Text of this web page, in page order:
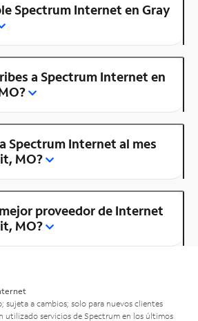
Spectrum Internet en Gray
a Spectrum Internet en
Spectrum Internet al mes
MO?
proveedor de Internet
MO?
a cambios; solo para nuevos clientes
utilizado servicios de Spectrum en los últimos